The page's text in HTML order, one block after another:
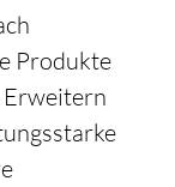
Produkte